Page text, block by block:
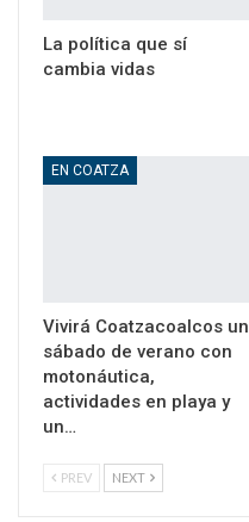
La política que sí
cambia vidas
EN COATZA
Vivirá Coatzacoalcos un
sábado de verano con
motonáutica,
actividades en playa y
un…
PREV NEXT